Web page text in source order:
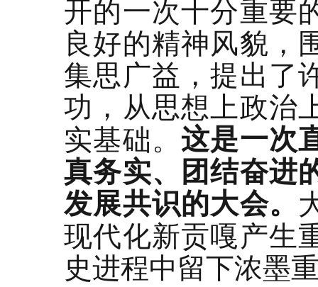
开的一次十分重要
良好的精神风貌，
集思广益，提出了
功，从思想上政治
实基础。 这是一次
真务实、团结奋进
发展共识的大会。
现代化新贡嘎产生
史进程中留下浓墨